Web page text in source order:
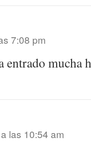
7:08 pm
entrado
las 10:54 am